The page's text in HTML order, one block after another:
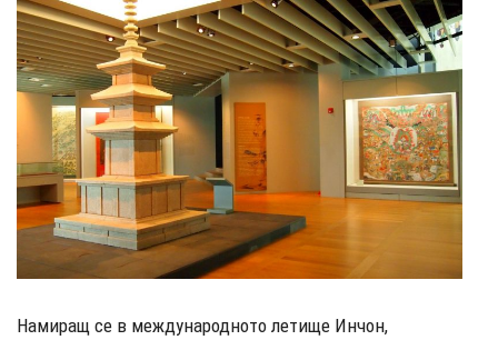
Намиращ се в международното летище Инчон,